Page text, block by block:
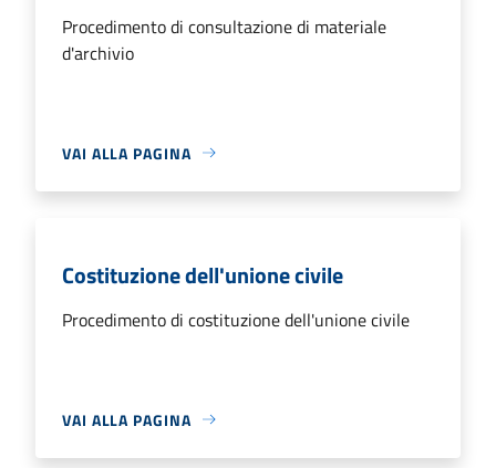
Procedimento di consultazione di materiale
d'archivio
VAI ALLA PAGINA
Costituzione dell'unione civile
Procedimento di costituzione dell'unione civile
VAI ALLA PAGINA